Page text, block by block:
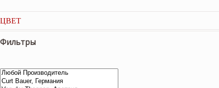
ЦВЕТ
Фильтры